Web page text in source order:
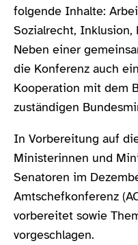
folgende Inhalte:
Sozialrecht,
Neben einer
die Konferenz auch
Kooperation mit dem
zuständigen
In Vorbereitung auf
Ministerinnen und
Senatoren im
Amtschefkonferenz
vorbereitet sowie
vorgeschlagen.